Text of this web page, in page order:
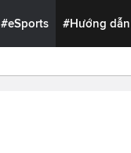
#eSports #Hướng dẫn